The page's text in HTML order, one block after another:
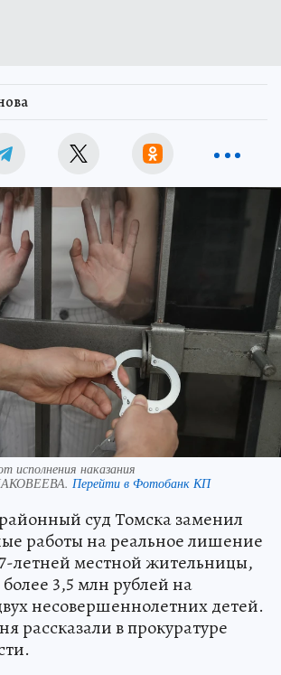
исполнения наказания
Перейти в Фотобанк КП
суд Томска заменил
работы на реальное лишение
летней местной жительницы,
3,5 млн рублей на
несовершеннолетних детей.
рассказали в прокуратуре